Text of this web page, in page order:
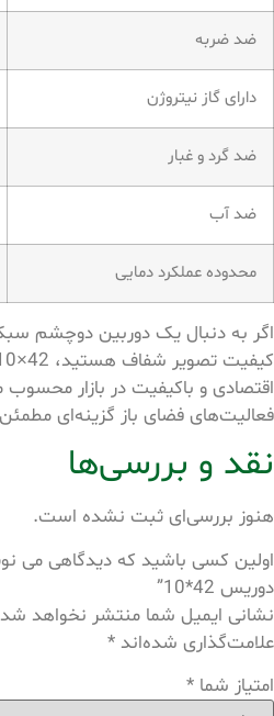
ضد ضربه
دارای گاز نیتروژن
ضد گرد و غبار
ضد آب
محدوده عملکرد دمایی
اگر به دنبال یک دوربین دوچشم
اقتصادی و باکیفیت در بازار
فعالیت‌های فضای باز گزینه‌ای
نقد و بررسی‌ها
هنوز بررسی‌ای ثبت نشده است.
اولین کسی باشید که دیدگاهی می
دوریس 42*10”
نشانی ایمیل شما منتشر نخواهد
علامت‌گذاری شده‌اند *
امتیاز شما *